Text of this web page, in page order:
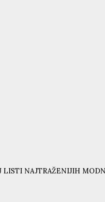
LISTI NAJTRAŽENIJIH